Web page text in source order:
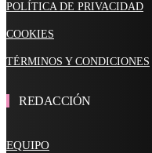
POLÍTICA DE PRIVACIDAD
COOKIES
TÉRMINOS Y CONDICIONES
REDACCIÓN
EQUIPO